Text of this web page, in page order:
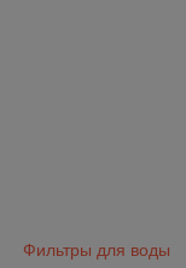
Фильтры для воды